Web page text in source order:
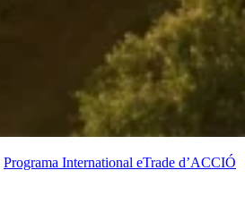
Programa International eTrade d’ACCIÓ